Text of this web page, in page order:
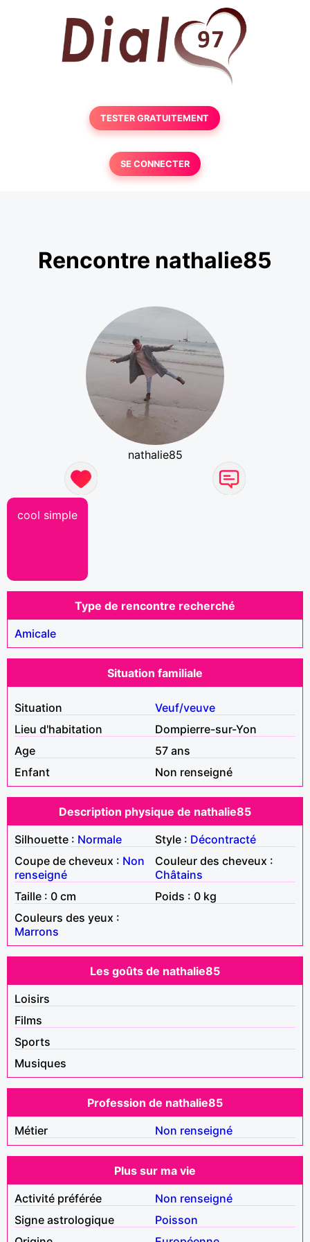
TESTER GRATUITEMENT
SE CONNECTER
Rencontre nathalie85
nathalie85
cool simple
Type de rencontre recherché
Amicale
Situation familiale
Situation
Veuf/veuve
Lieu d'habitation
Dompierre-sur-Yon
Age
57 ans
Enfant
Non renseigné
Description physique de nathalie85
Silhouette : Normale Style : Décontracté
Coupe de cheveux : Non
renseigné
Couleur des cheveux :
Châtains
Taille : 0 cm
Poids : 0 kg
Couleurs des yeux :
Marrons
Les goûts de nathalie85
Loisirs
Films
Sports
Musiques
Profession de nathalie85
Métier
Non renseigné
Plus sur ma vie
Activité préférée
Non renseigné
Signe astrologique
Poisson